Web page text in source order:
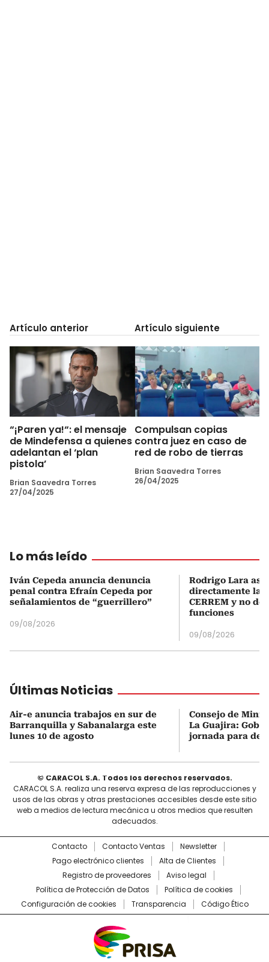
Artículo anterior
“¡Paren ya!“: el mensaje
de Mindefensa a quienes
adelantan el ‘plan
pistola’
Brian Saavedra Torres
27/04/2025
Artículo siguiente
Compulsan copias
contra juez en caso de
red de robo de tierras
Brian Saavedra Torres
26/04/2025
Lo más leído
Iván Cepeda anuncia denuncia
penal contra Efraín Cepeda por
señalamientos de “guerrillero”
09/08/2026
Rodrigo Lara
directamente la
CERREM y no
funciones
09/08/2026
Últimas Noticias
Air-e anuncia trabajos en sur de
Barranquilla y Sabanalarga este
lunes 10 de agosto
Consejo de
La Guajira:
jornada para
© CARACOL S.A. Todos los derechos reservados.
CARACOL S.A. realiza una reserva expresa de las reproducciones y
usos de las obras y otras prestaciones accesibles desde este sitio
web a medios de lectura mecánica u otros medios que resulten
adecuados.
Contacto Contacto Ventas
Newsletter
Pago electrónico clientes
Alta de Clientes
Registro de proveedores
Aviso legal
Política de Protección de Datos
Política de cookies
Configuración de cookies
Transparencia Código Ético